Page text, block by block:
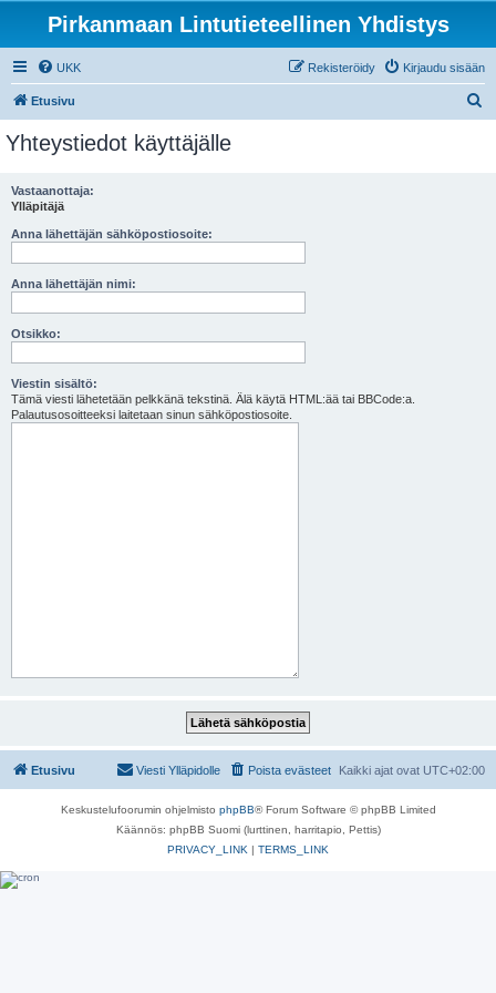
Pirkanmaan Lintutieteellinen Yhdistys
UKK Kirjaudu sisään
Rekisteröidy
Etusivu
Yhteystiedot käyttäjälle
Vastaanottaja:
Ylläpitäjä
Anna lähettäjän sähköpostiosoite:
Anna lähettäjän nimi:
Otsikko:
Viestin sisältö:
Tämä viesti lähetetään pelkkänä tekstinä. Älä käytä HTML:ää tai BBCode:a.
Palautusosoitteeksi laitetaan sinun sähköpostiosoite.
Etusivu Kaikki ajat ovat UTC+02:00
Poista evästeet
Viesti Ylläpidolle
Keskustelufoorumin ohjelmisto phpBB® Forum Software © phpBB Limited
Käännös: phpBB Suomi (lurttinen, harritapio, Pettis)
PRIVACY_LINK | TERMS_LINK